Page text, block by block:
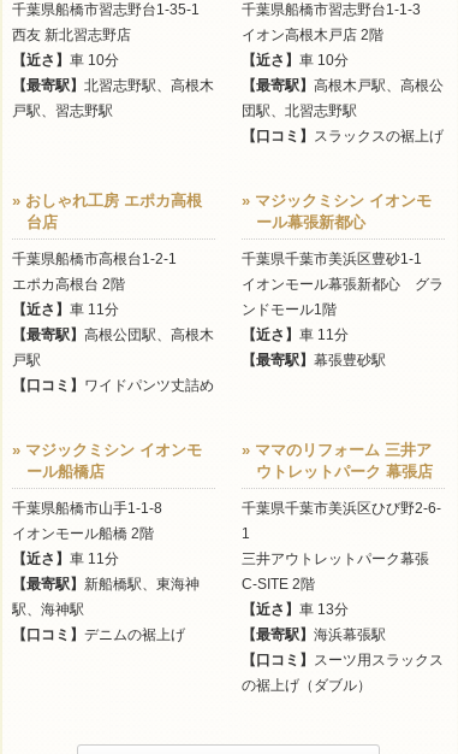
千葉県船橋市習志野台1-35-1
西友 新北習志野店
【近さ】 車 10分
【最寄駅】 北習志野駅、高根木
戸駅、習志野駅
千葉県船橋市習志野台1-1-3
イオン高根木戸店 2階
【近さ】 車 10分
【最寄駅】 高根木戸駅、高根公
団駅、北習志野駅
【口コミ】 スラックスの裾上げ
» おしゃれ工房 エポカ高根
台店
千葉県船橋市高根台1-2-1
エポカ高根台 2階
【近さ】 車 11分
【最寄駅】 高根公団駅、高根木
戸駅
【口コミ】 ワイドパンツ丈詰め
» マジックミシン イオンモ
ール幕張新都心
千葉県千葉市美浜区豊砂1-1
イオンモール幕張新都心 グラ
ンドモール1階
【近さ】 車 11分
【最寄駅】 幕張豊砂駅
» マジックミシン イオンモ
ール船橋店
千葉県船橋市山手1-1-8
イオンモール船橋 2階
【近さ】 車 11分
【最寄駅】 新船橋駅、東海神
駅、海神駅
【口コミ】 デニムの裾上げ
» ママのリフォーム 三井ア
ウトレットパーク 幕張店
千葉県千葉市美浜区ひび野2-6-
1
三井アウトレットパーク幕張
C-SITE 2階
【近さ】 車 13分
【最寄駅】 海浜幕張駅
【口コミ】 スーツ用スラックス
の裾上げ（ダブル）